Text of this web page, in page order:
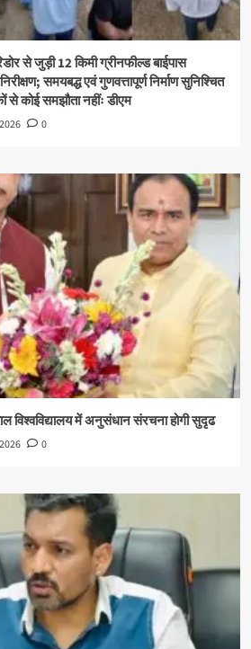
से जुड़ी 12 किमी ग्रीनफील्ड बाईपास
समयबद्ध एवं गुणवत्तापूर्ण निर्माण सुनिश्चित
से कोई समझौता नहींः डीएम
0
विश्वविद्यालय में अनुसंधान संरचना होगी सुदृढ
0